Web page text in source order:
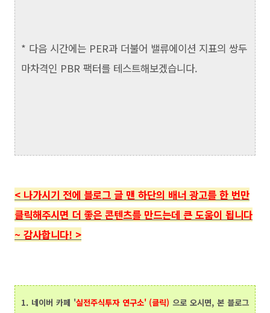
* 다음 시간에는 PER과 더불어 밸류에이션 지표의 쌍두
마차격인 PBR 팩터를 테스트해보겠습니다.
< 나가시기 전에 블로그 글 맨 하단의 배너 광고를 한 번만
클릭해주시면 더 좋은 콘텐츠를 만드는데 큰 도움이 됩니다
~ 감사합니다! >
1. 네이버 카페 '실전주식투자 연구소' (클릭) 으로 오시면, 본 블로그